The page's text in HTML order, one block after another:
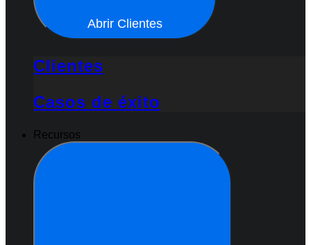
Abrir Clientes
Clientes
Casos de éxito
Recursos